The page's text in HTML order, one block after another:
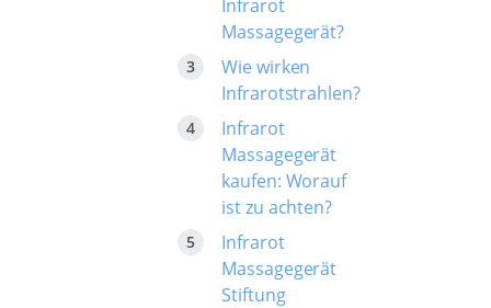
Infrarot
Massagegerät?
Wie wirken
Infrarotstrahlen?
Infrarot
Massagegerät
kaufen: Worauf
ist zu achten?
Infrarot
Massagegerät
Stiftung